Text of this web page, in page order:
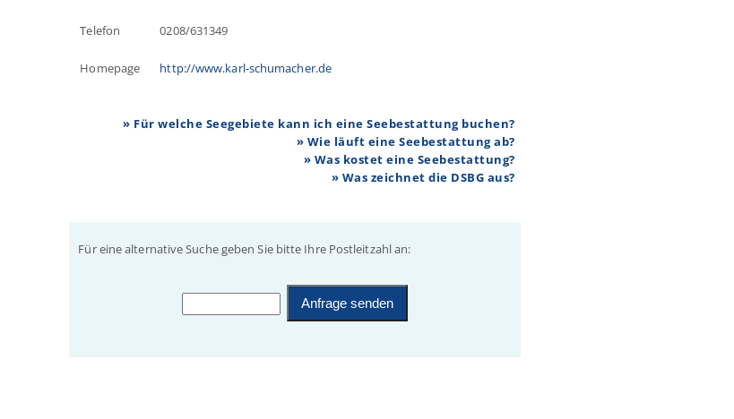
Telefon 0208/631349
Homepage http://www.karl-schumacher.de
» Für welche Seegebiete kann ich eine Seebestattung buchen?
» Wie läuft eine Seebestattung ab?
» Was kostet eine Seebestattung?
» Was zeichnet die DSBG aus?
Für eine alternative Suche geben Sie bitte Ihre Postleitzahl an: